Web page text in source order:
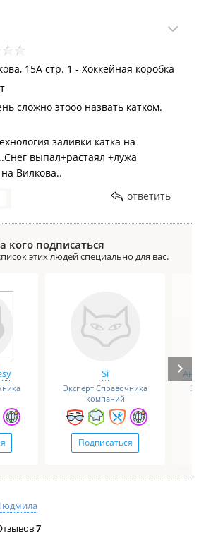
15А стр. 1 - Хоккейная коробка
сложно этооо назвать катком.
заливки катка на
выпал+растаял +лужа
Вилкова..
ответить
кого подписаться
этих людей специально для вас.
Si
Эксперт Справочника
компаний
Подписаться
7